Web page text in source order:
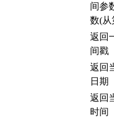
间参
数(从
返回
间戳
返回
日期
返回
时间